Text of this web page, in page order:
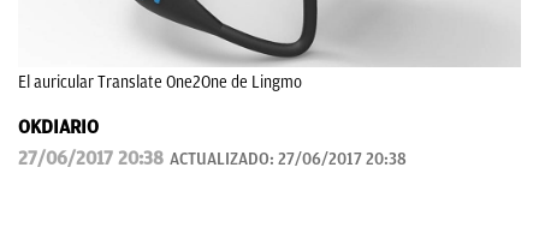
El auricular Translate One2One de Lingmo
OKDIARIO
27/06/2017 20:38 ACTUALIZADO: 27/06/2017 20:38